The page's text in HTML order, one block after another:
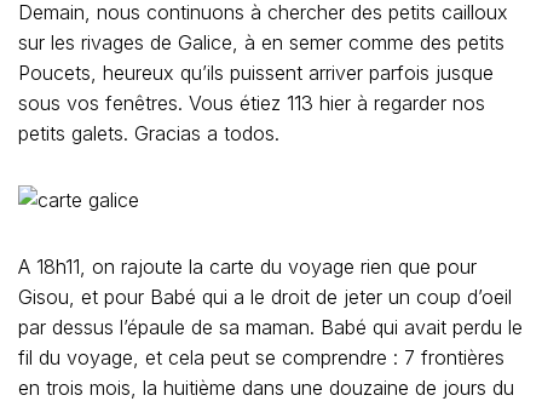
Demain, nous continuons à chercher des petits cailloux
sur les rivages de Galice, à en semer comme des petits
Poucets, heureux qu’ils puissent arriver parfois jusque
sous vos fenêtres. Vous étiez 113 hier à regarder nos
petits galets. Gracias a todos.
A 18h11, on rajoute la carte du voyage rien que pour
Gisou, et pour Babé qui a le droit de jeter un coup d’oeil
par dessus l’épaule de sa maman. Babé qui avait perdu le
fil du voyage, et cela peut se comprendre : 7 frontières
en trois mois, la huitième dans une douzaine de jours du